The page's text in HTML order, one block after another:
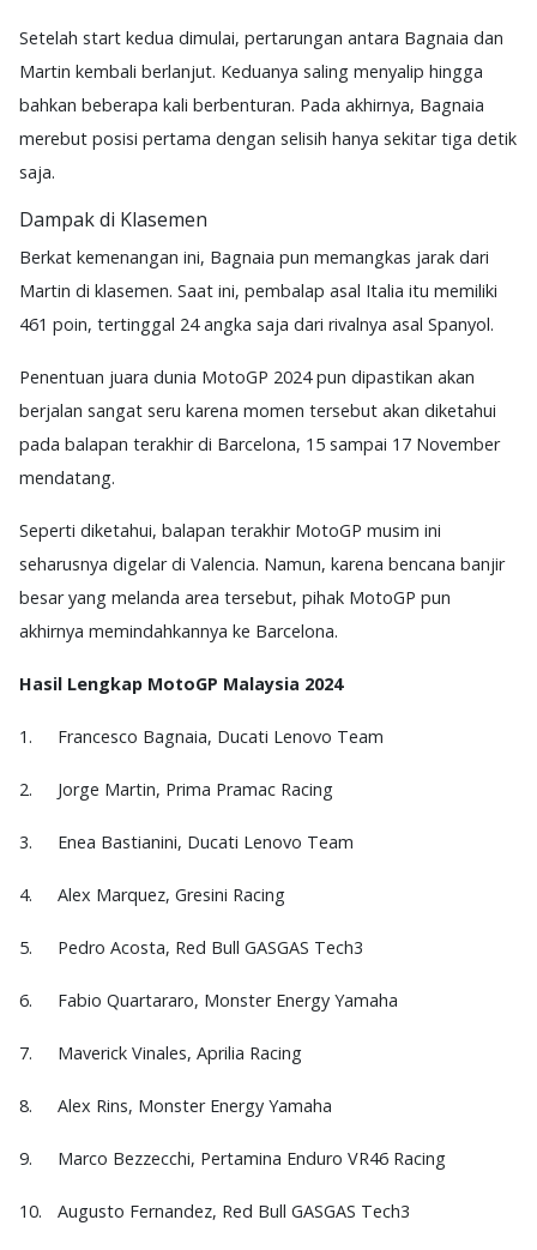
Setelah start kedua dimulai, pertarungan antara Bagnaia dan
Martin kembali berlanjut. Keduanya saling menyalip hingga
bahkan beberapa kali berbenturan. Pada akhirnya, Bagnaia
merebut posisi pertama dengan selisih hanya sekitar tiga detik
saja.
Dampak di Klasemen
Berkat kemenangan ini, Bagnaia pun memangkas jarak dari
Martin di klasemen. Saat ini, pembalap asal Italia itu memiliki
461 poin, tertinggal 24 angka saja dari rivalnya asal Spanyol.
Penentuan juara dunia MotoGP 2024 pun dipastikan akan
berjalan sangat seru karena momen tersebut akan diketahui
pada balapan terakhir di Barcelona, 15 sampai 17 November
mendatang.
Seperti diketahui, balapan terakhir MotoGP musim ini
seharusnya digelar di Valencia. Namun, karena bencana banjir
besar yang melanda area tersebut, pihak MotoGP pun
akhirnya memindahkannya ke Barcelona.
Hasil Lengkap MotoGP Malaysia 2024
1. Francesco Bagnaia, Ducati Lenovo Team
2. Jorge Martin, Prima Pramac Racing
3. Enea Bastianini, Ducati Lenovo Team
4. Alex Marquez, Gresini Racing
5. Pedro Acosta, Red Bull GASGAS Tech3
6. Fabio Quartararo, Monster Energy Yamaha
7. Maverick Vinales, Aprilia Racing
8. Alex Rins, Monster Energy Yamaha
9. Marco Bezzecchi, Pertamina Enduro VR46 Racing
10. Augusto Fernandez, Red Bull GASGAS Tech3